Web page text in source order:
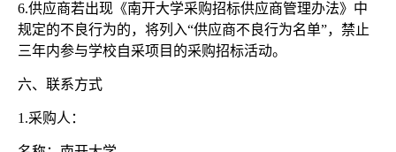
6.供应商若出现《南开大学采购招标供应商管理办法》中
规定的不良行为的，将列入“供应商不良行为名单”，禁止
三年内参与学校自采项目的采购招标活动。
六、联系方式
1.采购人：